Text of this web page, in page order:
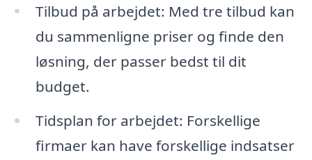
Tilbud på arbejdet: Med tre tilbud kan
du sammenligne priser og finde den
løsning, der passer bedst til dit
budget.
Tidsplan for arbejdet: Forskellige
firmaer kan have forskellige indsatser